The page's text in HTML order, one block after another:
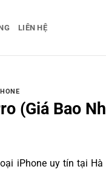
LIÊN HỆ
(Giá Bao
iPhone uy tín tại Hà